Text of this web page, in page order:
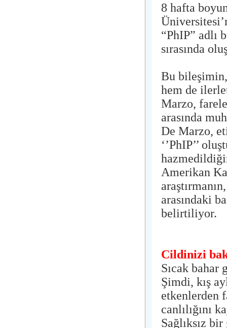
8 hafta
“PhIP” adlı
sırasında
Bu
hem de
Marzo,
arasında
De Marzo,
‘’PhIP’’
Amerikan
arasındaki
belirtiliyor.
Cildinizi
Sıcak bahar
Şimdi, kış
etkenlerden
canlılığını
Sağlıksız